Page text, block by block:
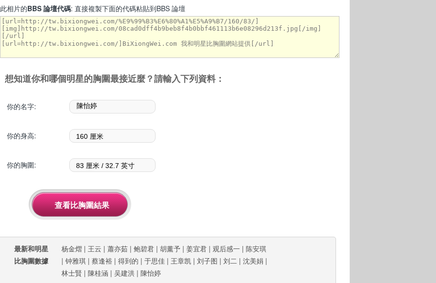
此相片的BBS 論壇代碼: 直接複製下面的代碼粘貼到BBS 論壇
想知道你和哪個明星的胸圍最接近麼？請輸入下列資料：
你的名字:
你的身高:
你的胸圍:
最新和明星
比胸圍數據
杨金熠 | 王云 | 蕭亦茹 | 鲍碧君 | 胡薰予 | 姜宜君 | 观后感一 | 陈安琪
| 钟雅琪 | 蔡逢裕 | 得到的 | 于思佳 | 王章凯 | 刘子图 | 刘二 | 沈美娟 |
林士賢 | 陳桂涵 | 吴建洪 | 陳怡婷